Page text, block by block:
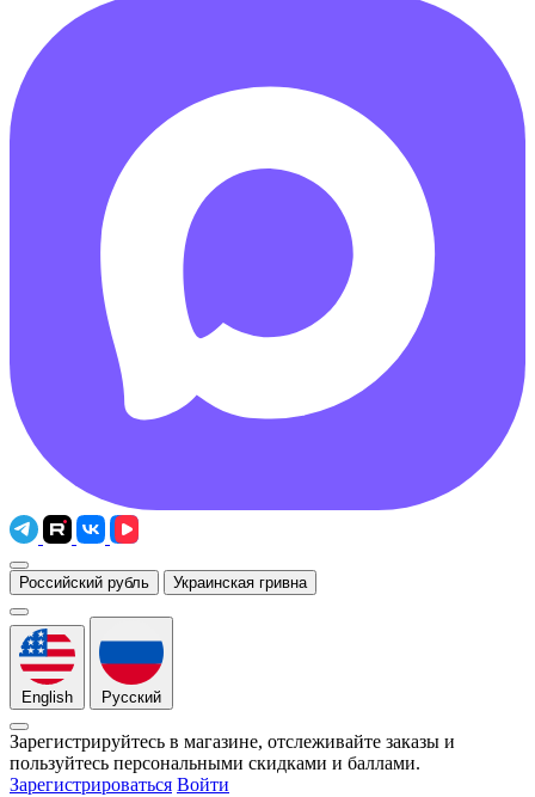
Российский рубль Украинская гривна
English Русский
Зарегистрируйтесь в магазине, отслеживайте заказы и
пользуйтесь персональными скидками и баллами.
Зарегистрироваться Войти